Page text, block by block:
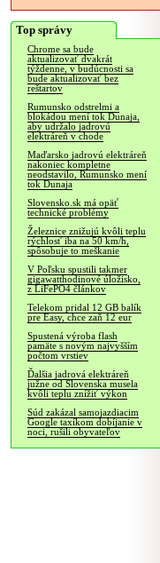
Top správy
Chrome sa bude
aktualizovať dvakrát
týždenne, v budúcnosti sa
bude aktualizovať bez
reštartov
Rumunsko odstrelmi a
blokádou mení tok Dunaja,
aby udržalo jadrovú
elektráreň v chode
Maďarsko jadrovú elektráreň
nakoniec kompletne
neodstavilo, Rumunsko mení
tok Dunaja
Slovensko.sk má opäť
technické problémy
Železnice znižujú kvôli teplu
rýchlosť iba na 50 km/h,
spôsobuje to meškanie
V Poľsku spustili takmer
gigawatthodinové úložisko,
z LiFePO4 článkov
Telekom pridal 12 GB balík
pre Easy, chce zaň 12 eur
Spustená výroba flash
pamäte s novým najvyšším
počtom vrstiev
Ďalšia jadrová elektráreň
južne od Slovenska musela
kvôli teplu znížiť výkon
Súd zakázal samojazdiacim
Google taxíkom dobíjanie v
noci, rušili obyvateľov